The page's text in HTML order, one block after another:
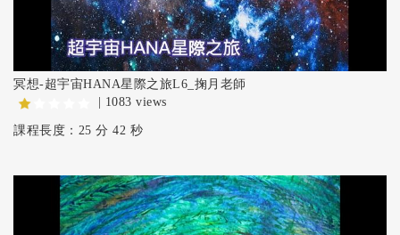
冥想-超宇宙HANA星際之旅L6_掬月老師
| 1083 views
課程長度：25 分 42 秒